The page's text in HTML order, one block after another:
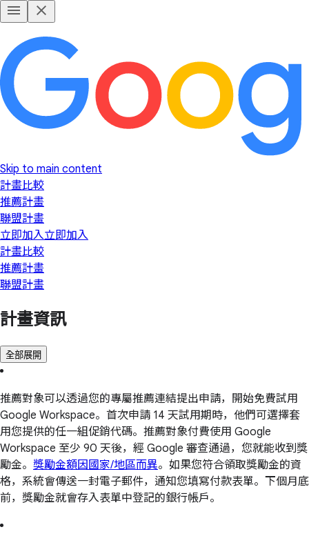
Skip to main content
計畫比較
推薦計畫
聯盟計畫
立即加入立即加入
計畫比較
推薦計畫
聯盟計畫
計畫資訊
全部展開
推薦對象可以透過您的專屬推薦連結提出申請，開始免費試用
Google Workspace。首次申請 14 天試用期時，他們可選擇套
用您提供的任一組促銷代碼。推薦對象付費使用 Google
Workspace 至少 90 天後，經 Google 審查通過，您就能收到獎
勵金。 獎勵金額因國家/地區而異。如果您符合領取獎勵金的資
格，系統會傳送一封電子郵件，通知您填寫付款表單。下個月底
前，獎勵金就會存入表單中登記的銀行帳戶。